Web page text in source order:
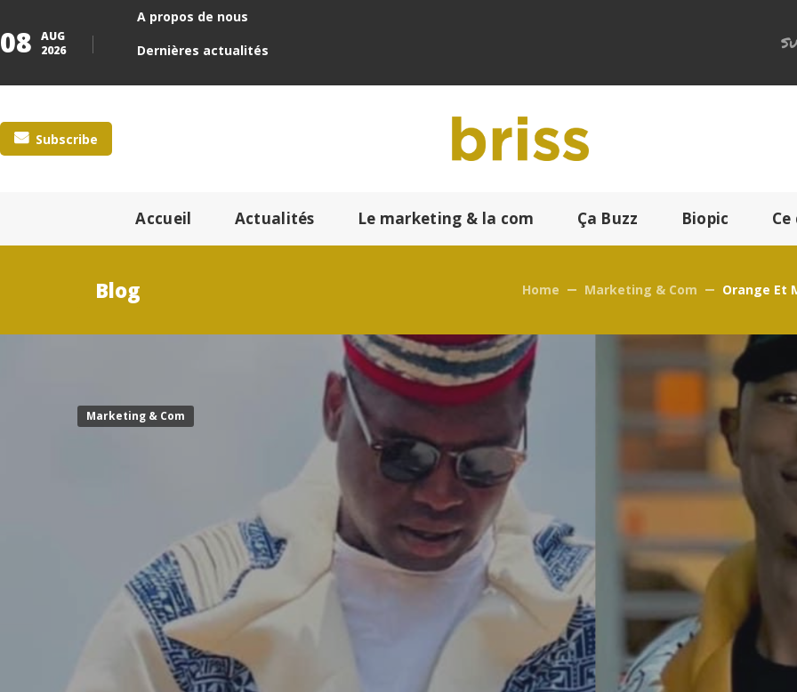
08
AUG
2026
A propos de nous
Dernières actualités
Subscribe
Accueil Actualités Le marketing & la com Ça Buzz Biopic
Blog Home Marketing & Com Orange Et
Marketing & Com